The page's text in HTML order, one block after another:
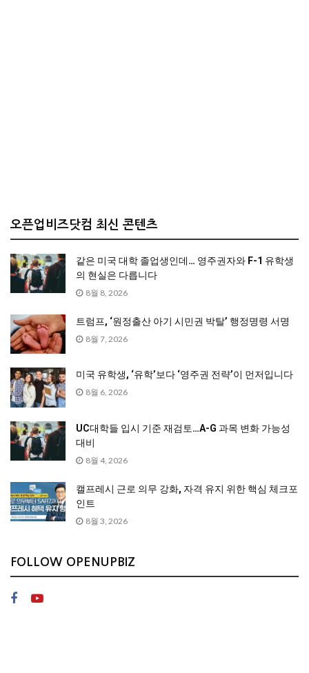
오픈업비즈닷컴 최신 콘텐츠
같은 미국 대학 졸업생인데… 영주권자와 F-1 유학생
의 현실은 다릅니다
8월 8, 2026
트럼프, ‘원정출산 아기 시민권 박탈’ 행정명령 서명
8월 7, 2026
미국 유학생, ‘유학’보다 ‘영주권 전략’이 먼저입니다
8월 6, 2026
UC대학들 입시 기준 재검토…A-G 과목 변화 가능성
대비
8월 4, 2026
캘프레시 근로 의무 강화, 자격 유지 위한 핵심 체크포
인트
8월 3, 2026
FOLLOW OPENUPBIZ